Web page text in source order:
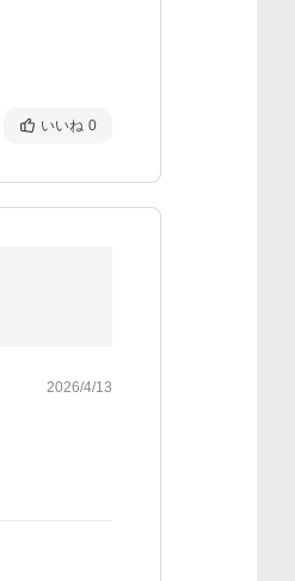
いいね 0
2026/4/13